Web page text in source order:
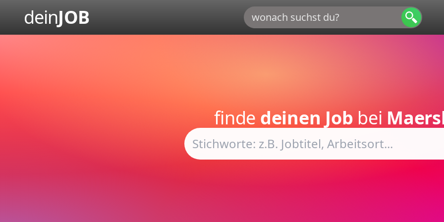
deinJOB
finde deinen Job bei